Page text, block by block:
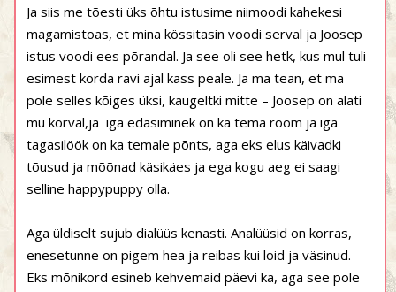
Ja siis me tõesti üks õhtu istusime niimoodi kahekesi
magamistoas, et mina kössitasin voodi serval ja Joosep
istus voodi ees põrandal. Ja see oli see hetk, kus mul tuli
esimest korda ravi ajal kass peale. Ja ma tean, et ma
pole selles kõiges üksi, kaugeltki mitte – Joosep on alati
mu kõrval,ja iga edasiminek on ka tema rõõm ja iga
tagasilöök on ka temale põnts, aga eks elus käivadki
tõusud ja mõõnad käsikäes ja ega kogu aeg ei saagi
selline happypuppy olla.
Aga üldiselt sujub dialüüs kenasti. Analüüsid on korras,
enesetunne on pigem hea ja reibas kui loid ja väsinud.
Eks mõnikord esineb kehvemaid päevi ka, aga see pole